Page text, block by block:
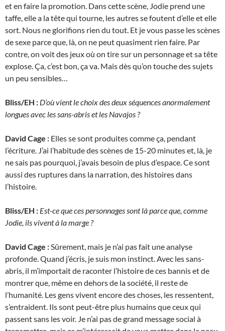
et en faire la promotion. Dans cette scène, Jodie prend une
taffe, elle a la tête qui tourne, les autres se foutent d’elle et elle
sort. Nous ne glorifions rien du tout. Et je vous passe les scènes
de sexe parce que, là, on ne peut quasiment rien faire. Par
contre, on voit des jeux où on tire sur un personnage et sa tête
explose. Ça, c’est bon, ça va. Mais dès qu’on touche des sujets
un peu sensibles…
Bliss/EH : D’où vient le choix des deux séquences anormalement
longues avec les sans-abris et les Navajos ?
David Cage : Elles se sont produites comme ça, pendant
l’écriture. J’ai l’habitude des scènes de 15-20 minutes et, là, je
ne sais pas pourquoi, j’avais besoin de plus d’espace. Ce sont
aussi des ruptures dans la narration, des histoires dans
l’histoire.
Bliss/EH : Est-ce que ces personnages sont là parce que, comme
Jodie, ils vivent à la marge ?
David Cage :Sûrement, mais je n’ai pas fait une analyse
profonde. Quand j’écris, je suis mon instinct. Avec les sans-
abris, il m’importait de raconter l’histoire de ces bannis et de
montrer que, même en dehors de la société, il reste de
l’humanité. Les gens vivent encore des choses, les ressentent,
s’entraident. Ils sont peut-être plus humains que ceux qui
passent sans les voir. Je n’ai pas de grand message social à